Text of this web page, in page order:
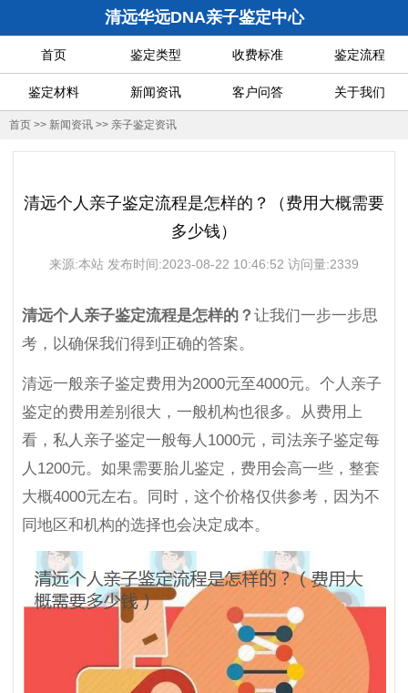
清远华远DNA亲子鉴定中心
首页 鉴定类型 收费标准 鉴定流程
鉴定材料 新闻资讯 客户问答 关于我们
首页 >> 新闻资讯 >> 亲子鉴定资讯
清远个人亲子鉴定流程是怎样的？（费用大概需要
多少钱）
来源:本站 发布时间:2023-08-22 10:46:52 访问量:2339
清远个人亲子鉴定流程是怎样的？ 让我们一步一步思
考，以确保我们得到正确的答案。
清远一般亲子鉴定费用为2000元至4000元。个人亲子
鉴定的费用差别很大，一般机构也很多。从费用上
看，私人亲子鉴定一般每人1000元，司法亲子鉴定每
人1200元。如果需要胎儿鉴定，费用会高一些，整套
大概4000元左右。同时，这个价格仅供参考，因为不
同地区和机构的选择也会决定成本。